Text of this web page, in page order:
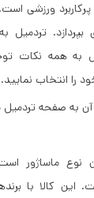
ورزشی
بپردازد.
به همه نکات
را انتخاب نمایید.
آن به صفحه تردمیل
نوع ماساژور
این کالا با